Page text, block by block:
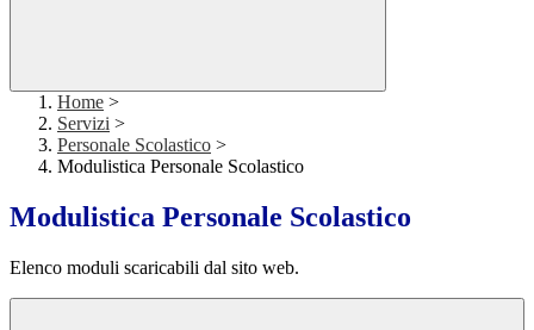
Home >
Servizi >
Personale Scolastico >
Modulistica Personale Scolastico
Modulistica Personale Scolastico
Elenco moduli scaricabili dal sito web.